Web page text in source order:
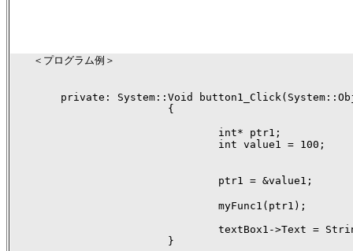
  　＜プログラム例＞
private: System::Void
                         {
                                 int* ptr1;
                                 int value1 = 100;
ptr1 = &value1;
                                 myFunc1(ptr1);
textBox1->Text =
                         }